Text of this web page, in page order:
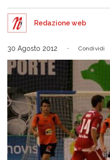
Redazione web
30 Agosto 2012 Condividi